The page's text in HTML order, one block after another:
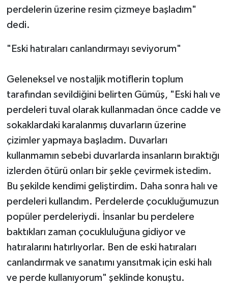
perdelerin üzerine resim çizmeye başladım"
dedi.
"Eski hatıraları canlandırmayı seviyorum"
Geleneksel ve nostaljik motiflerin toplum
tarafından sevildiğini belirten Gümüş, "Eski halı ve
perdeleri tuval olarak kullanmadan önce cadde ve
sokaklardaki karalanmış duvarların üzerine
çizimler yapmaya başladım. Duvarları
kullanmamın sebebi duvarlarda insanların bıraktığı
izlerden ötürü onları bir şekle çevirmek istedim.
Bu şekilde kendimi geliştirdim. Daha sonra halı ve
perdeleri kullandım. Perdelerde çocukluğumuzun
popüler perdeleriydi. İnsanlar bu perdelere
baktıkları zaman çocukluluğuna gidiyor ve
hatıralarını hatırlıyorlar. Ben de eski hatıraları
canlandırmak ve sanatımı yansıtmak için eski halı
ve perde kullanıyorum" şeklinde konuştu.